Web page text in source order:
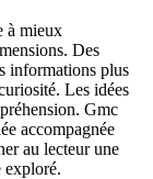
à mieux
Des
informations plus
Les idées
Gmc
accompagnée
au lecteur une
exploré.